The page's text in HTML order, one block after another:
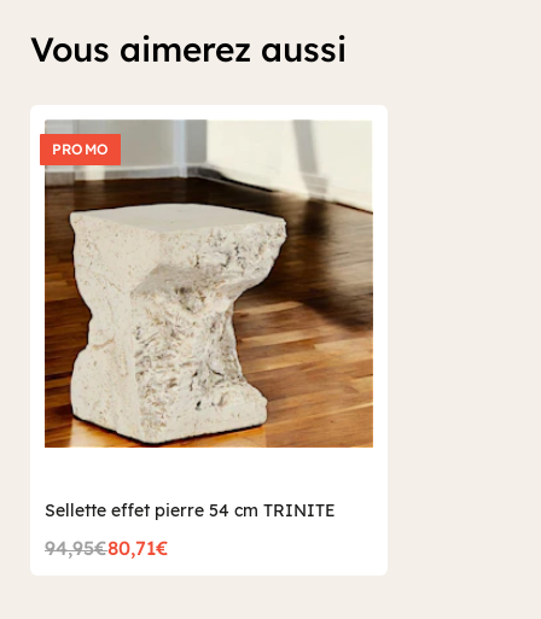
Vous aimerez aussi
PROMO
Sellette effet pierre 54 cm TRINITE
94,95€80,71€